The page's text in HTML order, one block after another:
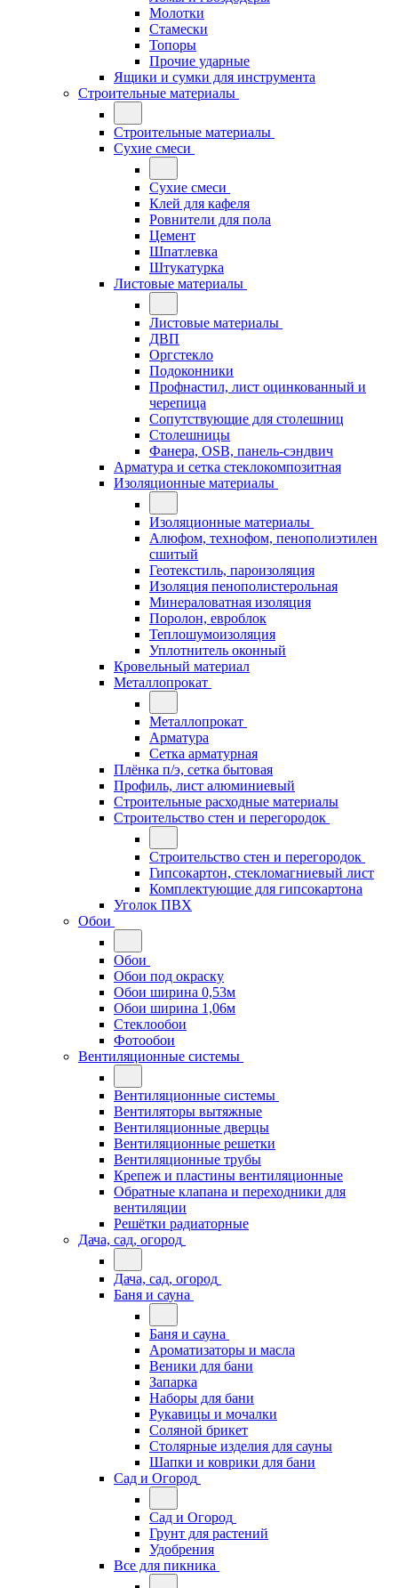
Молотки
Стамески
Топоры
Прочие ударные
Ящики и сумки для инструмента
Строительные материалы
Строительные материалы
Сухие смеси
Сухие смеси
Клей для кафеля
Ровнители для пола
Цемент
Шпатлевка
Штукатурка
Листовые материалы
Листовые материалы
ДВП
Оргстекло
Подоконники
Профнастил, лист оцинкованный и
черепица
Сопутствующие для столешниц
Столешницы
Фанера, OSB, панель-сэндвич
Арматура и сетка стеклокомпозитная
Изоляционные материалы
Изоляционные материалы
Алюфом, технофом, пенополиэтилен
сшитый
Геотекстиль, пароизоляция
Изоляция пенополистерольная
Минераловатная изоляция
Поролон, евроблок
Теплошумоизоляция
Уплотнитель оконный
Кровельный материал
Металлопрокат
Металлопрокат
Арматура
Сетка арматурная
Плёнка п/э, сетка бытовая
Профиль, лист алюминиевый
Строительные расходные материалы
Строительство стен и перегородок
Строительство стен и перегородок
Гипсокартон, стекломагниевый лист
Комплектующие для гипсокартона
Уголок ПВХ
Обои
Обои
Обои под окраску
Обои ширина 0,53м
Обои ширина 1,06м
Стеклообои
Фотообои
Вентиляционные системы
Вентиляционные системы
Вентиляторы вытяжные
Вентиляционные дверцы
Вентиляционные решетки
Вентиляционные трубы
Крепеж и пластины вентиляционные
Обратные клапана и переходники для
вентиляции
Решётки радиаторные
Дача, сад, огород
Дача, сад, огород
Баня и сауна
Баня и сауна
Ароматизаторы и масла
Веники для бани
Запарка
Наборы для бани
Рукавицы и мочалки
Соляной брикет
Столярные изделия для сауны
Шапки и коврики для бани
Сад и Огород
Сад и Огород
Грунт для растений
Удобрения
Все для пикника